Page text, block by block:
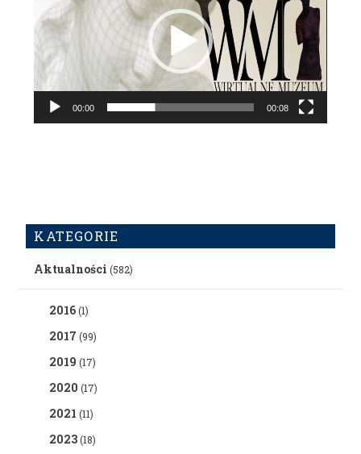
00:00 00:08
KATEGORIE
Aktualności (582)
2016(1)
2017 (99)
2019 (17)
2020 (17)
2021 (11)
2023(18)